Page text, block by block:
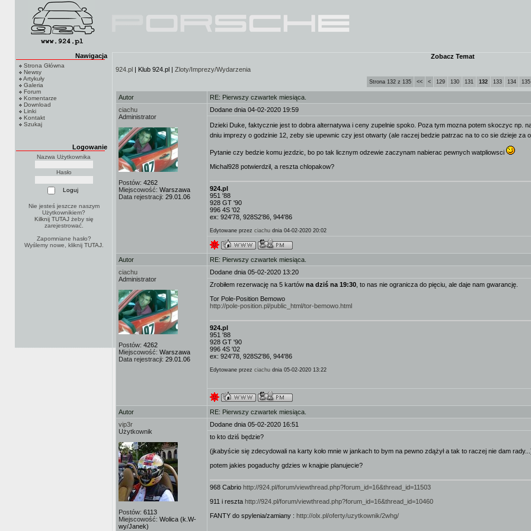
Nawigacja
Strona Główna
Newsy
Artykuły
Galeria
Forum
Komentarze
Download
Linki
Kontakt
Szukaj
Logowanie
Nazwa Użytkownika
Hasło
Nie jesteś jeszcze naszym
Użytkownikiem?
Kilknij TUTAJżeby się
zarejestrować.
Zapomniane hasło?
Wyślemy nowe, kliknij TUTAJ.
Zobacz Temat
924.pl | Klub 924.pl | Zloty/Imprezy/Wydarzenia
Strona 132 z 135 << < 129 130 131 132 133 134 135
Autor
RE: Pierwszy czwartek miesiąca.
ciachu
Administrator
Postów: 4262
Miejscowość: Warszawa
Data rejestracji: 29.01.06
Dodane dnia 04-02-2020 19:59
Dzieki Duke, faktycznie jest to dobra alternatywa i ceny zupelnie spoko. Poza tym mozna potem skoczyc np.
dniu imprezy o godzinie 12, zeby sie upewnic czy jest otwarty (ale raczej bedzie patrzac na to co sie dzieje za
Pytanie czy bedzie komu jezdzic, bo po tak licznym odzewie zaczynam nabierac pewnych watpliowsci
Michal928 potwierdzil, a reszta chlopakow?
924.pl
951 '88
928 GT '90
996 4S '02
ex: 924'78, 928S2'86, 944'86
Edytowane przez ciachu dnia 04-02-2020 20:02
Autor
RE: Pierwszy czwartek miesiąca.
ciachu
Administrator
Postów: 4262
Miejscowość: Warszawa
Data rejestracji: 29.01.06
Dodane dnia 05-02-2020 13:20
Zrobiłem rezerwację na 5 kartów na dziś na 19:30 , to nas nie ogranicza do pięciu, ale daje nam gwarancję.
Tor Pole-Position Bemowo
http://pole-position.pl/public_html/tor-bemowo.html
924.pl
951 '88
928 GT '90
996 4S '02
ex: 924'78, 928S2'86, 944'86
Edytowane przez ciachu dnia 05-02-2020 13:22
Autor
RE: Pierwszy czwartek miesiąca.
vip3r
Użytkownik
Postów: 6113
Miejscowość: Wolica (k.W-
wy/Janek)
Dodane dnia 05-02-2020 16:51
to kto dziś będzie?
(jkabyście się zdecydowali na karty koło mnie w jankach to bym na pewno zdążył a tak to raczej nie dam
potem jakies pogaduchy gdzies w knajpie planujecie?
968 Cabrio http://924.pl/forum/viewthread.php?forum_id=16&thread_id=11503
911 i reszta http://924.pl/forum/viewthread.php?forum_id=16&thread_id=10460
FANTY do spylenia/zamiany : http://olx.pl/oferty/uzytkownik/2whg/